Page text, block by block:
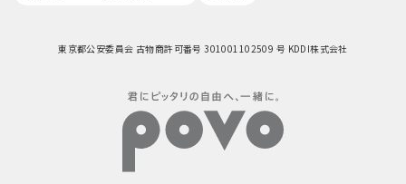
東京都公安委員会 古物商許可番号 301001102509 号 KDDI株式会社